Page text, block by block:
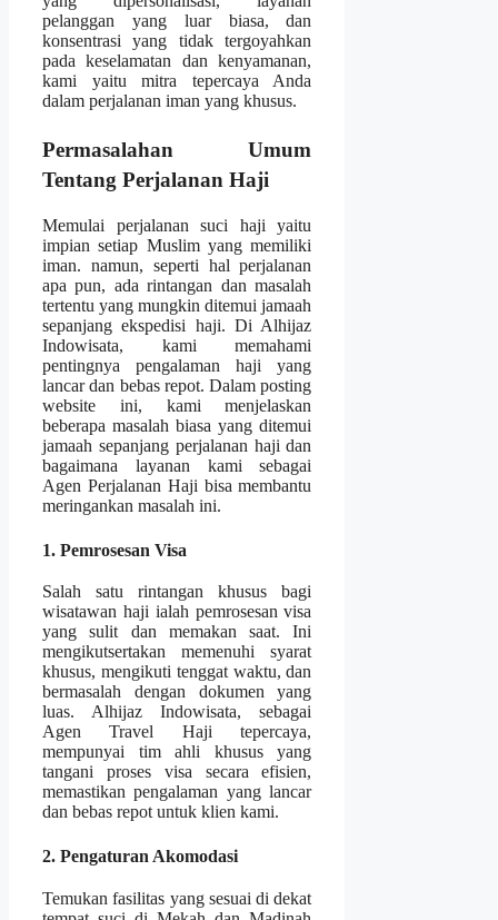
pelanggan yang luar biasa, dan
konsentrasi yang tidak tergoyahkan
pada keselamatan dan kenyamanan,
kami yaitu mitra tepercaya Anda
dalam perjalanan iman yang khusus.
Permasalahan Umum
Tentang Perjalanan Haji
Memulai perjalanan suci haji yaitu
impian setiap Muslim yang memiliki
iman. namun, seperti hal perjalanan
apa pun, ada rintangan dan masalah
tertentu yang mungkin ditemui jamaah
sepanjang ekspedisi haji. Di Alhijaz
Indowisata, kami memahami
pentingnya pengalaman haji yang
lancar dan bebas repot. Dalam posting
website ini, kami menjelaskan
beberapa masalah biasa yang ditemui
jamaah sepanjang perjalanan haji dan
bagaimana layanan kami sebagai
Agen Perjalanan Haji bisa membantu
meringankan masalah ini.
1. Pemrosesan Visa
Salah satu rintangan khusus bagi
wisatawan haji ialah pemrosesan visa
yang sulit dan memakan saat. Ini
mengikutsertakan memenuhi syarat
khusus, mengikuti tenggat waktu, dan
bermasalah dengan dokumen yang
luas. Alhijaz Indowisata, sebagai
Agen Travel Haji tepercaya,
mempunyai tim ahli khusus yang
tangani proses visa secara efisien,
memastikan pengalaman yang lancar
dan bebas repot untuk klien kami.
2. Pengaturan Akomodasi
Temukan fasilitas yang sesuai di dekat